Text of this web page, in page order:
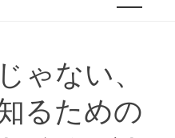
ゃない、
るための